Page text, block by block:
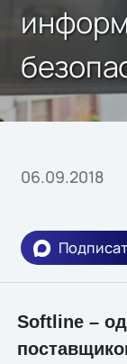
06.09.2018
Softline –